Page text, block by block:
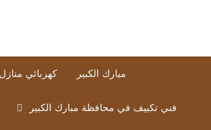
مبارك الكبير كهربائي منازل
فني تكييف في محافظة مبارك الكبير